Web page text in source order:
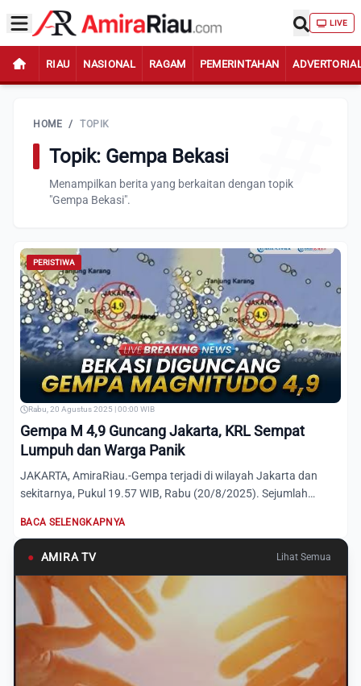
LIVE
RIAU NASIONAL RAGAM PEMERINTAHAN
HOME / TOPIK
Topik: Gempa Bekasi
Menampilkan berita yang berkaitan dengan topik
"Gempa Bekasi".
PERISTIWA
Rabu, 20 Agustus 2025 | 00:00 WIB
Gempa M 4,9 Guncang Jakarta, KRL Sempat
Lumpuh dan Warga Panik
JAKARTA, AmiraRiau.-Gempa terjadi di wilayah Jakarta dan
sekitarnya, Pukul 19.57 WIB, Rabu (20/8/2025). Sejumlah
BACA SELENGKAPNYA
● AMIRA TV Lihat Semua